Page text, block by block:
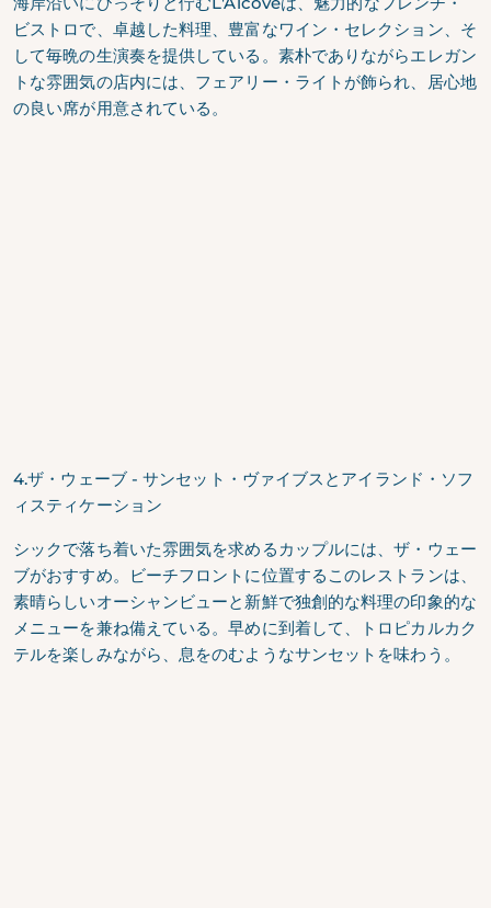
ビストロで、卓越した料理、豊富なワイン・セレクション、そ
して毎晩の生演奏を提供している。素朴でありながらエレガン
トな雰囲気の店内には、フェアリー・ライトが飾られ、居心地
の良い席が用意されている。
4.ザ・ウェーブ - サンセット・ヴァイブスとアイランド・ソフ
ィスティケーション
シックで落ち着いた雰囲気を求めるカップルには、ザ・ウェー
ブがおすすめ。ビーチフロントに位置するこのレストランは、
素晴らしいオーシャンビューと新鮮で独創的な料理の印象的な
メニューを兼ね備えている。早めに到着して、トロピカルカク
テルを楽しみながら、息をのむようなサンセットを味わう。